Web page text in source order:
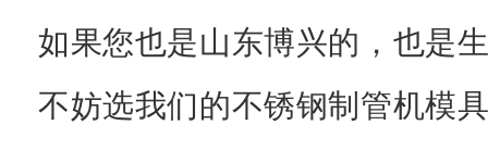
如果您也是山东博兴的，也是
不妨选我们的不锈钢制管机模